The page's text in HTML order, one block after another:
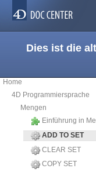
Dies ist die
Home
4D Programmiersprache
Mengen
Einführung in
ADD TO SET
CLEAR SET
COPY SET